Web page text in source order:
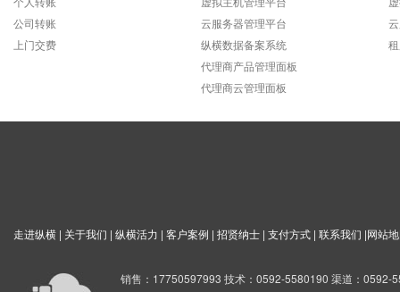
公司转账
上门交费
云服务器管理平台
纵横数据备案系统
代理商产品管理面板
代理商云管理面板
走进纵横 | 关于我们 | 纵横活力 | 客户案例 | 招贤纳士 | 支付方式 | 联系我们 |网站
销售：17750597993 技术：0592-5580190 渠道：0592-